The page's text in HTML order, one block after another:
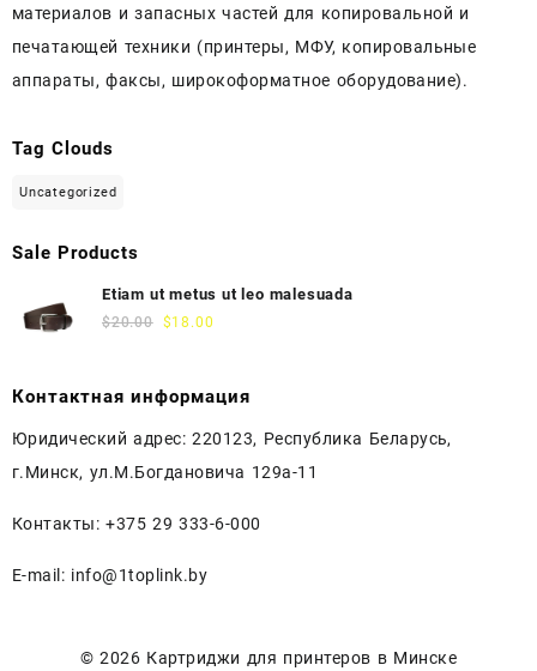
материалов и запасных частей для копировальной и
печатающей техники (принтеры, МФУ, копировальные
аппараты, факсы, широкоформатное оборудование).
Tag Clouds
Uncategorized
Sale Products
Etiam ut metus ut leo malesuada
$20.00 $18.00
Контактная информация
Юридический адрес: 220123, Республика Беларусь,
г.Минск, ул.М.Богдановича 129а-11
Контакты: +375 29 333-6-000
E-mail: info@1toplink.by
© 2026 Картриджи для принтеров в Минске